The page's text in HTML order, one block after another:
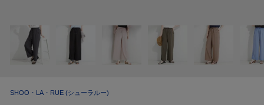
SHOO・LA・RUE (シューラルー)